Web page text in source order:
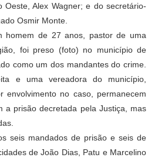
Oeste, Alex Wagner; e do secretário-
Osmir Monte.
homem de 27 anos, pastor de uma
foi preso (foto) no município de
como um dos mandantes do crime.
e uma vereadora do município,
envolvimento no caso, permanecem
a prisão decretada pela Justiça, mas
seis mandados de prisão e seis de
de João Dias, Patu e Marcelino